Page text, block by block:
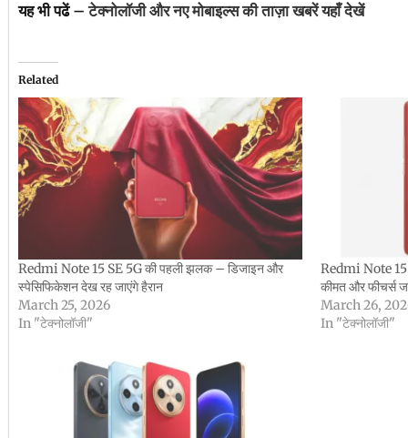
यह भी पढें –टेक्नोलॉजी और नए मोबाइल्स की ताज़ा खबरें यहाँ देखें
Related
Redmi Note 15 SE 5G की पहली झलक – डिजाइन और
स्पेसिफिकेशन देख रह जाएंगे हैरान
March 25, 2026
In "टेक्नोलॉजी"
Redmi Note
कीमत और फीचर्स
March 26,
In "टेक्नोलॉजी"